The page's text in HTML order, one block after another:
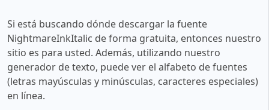
Si está buscando dónde descargar la fuente
NightmareInkItalic de forma gratuita, entonces nuestro
sitio es para usted. Además, utilizando nuestro
generador de texto, puede ver el alfabeto de fuentes
(letras mayúsculas y minúsculas, caracteres especiales)
en línea.